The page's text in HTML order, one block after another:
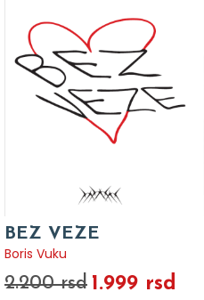
BEZ VEZE
Boris Vuku
2.200 rsd 1.999 rsd